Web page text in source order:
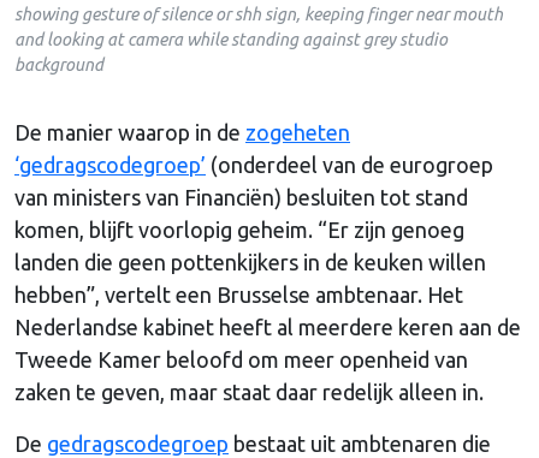
showing gesture of silence or shh sign, keeping finger near mouth
and looking at camera while standing against grey studio
background
De manier waarop in de zogeheten
‘gedragscodegroep’ (onderdeel van de eurogroep
van ministers van Financiën) besluiten tot stand
komen, blijft voorlopig geheim. “Er zijn genoeg
landen die geen pottenkijkers in de keuken willen
hebben”, vertelt een Brusselse ambtenaar. Het
Nederlandse kabinet heeft al meerdere keren aan de
Tweede Kamer beloofd om meer openheid van
zaken te geven, maar staat daar redelijk alleen in.
De gedragscodegroep bestaat uit ambtenaren die